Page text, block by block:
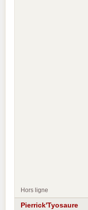
Hors ligne
Pierrick'Tyosaure